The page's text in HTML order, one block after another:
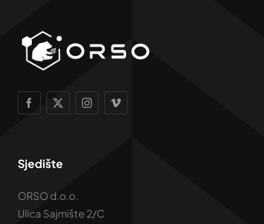
Sjedište
ORSO d.o.o.
Ulica Sajmište 2/C